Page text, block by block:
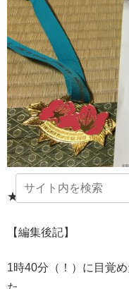
★★★★★★★★★★
【編集後記】
1時40分（！）に目覚